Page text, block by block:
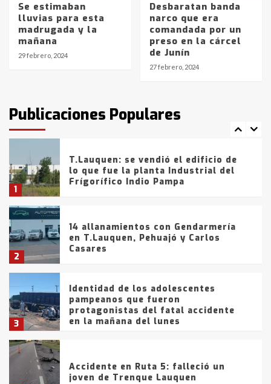
Se estimaban
lluvias para esta
madrugada y la
mañana
29 febrero, 2024
Desbaratan banda
narco que era
comandada por un
preso en la cárcel
de Junín
27 febrero, 2024
Publicaciones Populares
6
La Bolsa de Cereales de Bahía
Blanca anticipa que Agosto vendrá
con lluvias y heladas, en gran parte
fueron detenidos por
comercialización de drogas en la
tarde del sábado
1
T.Lauquen: se vendió el edificio de
lo que fue la planta Industrial del
Frígorífico Indio Pampa
2
14 allanamientos con Gendarmería
en T.Lauquen, Pehuajó y Carlos
Casares
3
Identidad de los adolescentes
pampeanos que fueron
protagonistas del fatal accidente
en la mañana del lunes
Accidente en Ruta 5: falleció un
joven de Trenque Lauquen